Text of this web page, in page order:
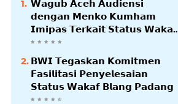
𝗪𝗮𝗴𝘂𝗯 𝗔𝗰𝗲𝗵 𝗔𝘂𝗱𝗶𝗲𝗻𝘀𝗶
𝗱𝗲𝗻𝗴𝗮𝗻 𝗠𝗲𝗻𝗸𝗼 𝗞𝘂𝗺𝗵𝗮𝗺
𝗜𝗺𝗶𝗽𝗮𝘀 𝗧𝗲𝗿𝗸𝗮𝗶𝘁 𝗦𝘁𝗮𝘁𝘂𝘀 𝗪𝗮𝗸𝗮𝗳
𝗕𝗹𝗮𝗻𝗴𝗽𝗮𝗱𝗮𝗻𝗴
𝗕𝗪𝗜 𝗧𝗲𝗴𝗮𝘀𝗸𝗮𝗻 𝗞𝗼𝗺𝗶𝘁𝗺𝗲𝗻
𝗙𝗮𝘀𝗶𝗹𝗶𝘁𝗮𝘀𝗶 𝗣𝗲𝗻𝘆𝗲𝗹𝗲𝘀𝗮𝗶𝗮𝗻
𝗦𝘁𝗮𝘁𝘂𝘀 𝗪𝗮𝗸𝗮𝗳 𝗕𝗹𝗮𝗻𝗴 𝗣𝗮𝗱𝗮𝗻𝗴